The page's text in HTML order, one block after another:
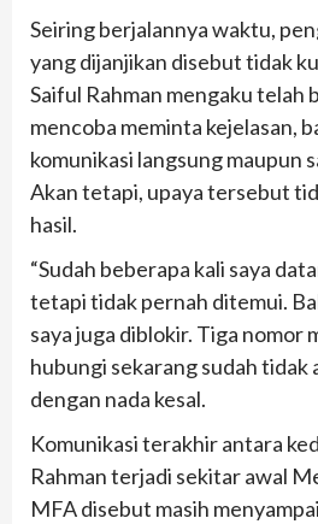
Seiring berjalannya waktu,
yang dijanjikan disebut tidak
Saiful Rahman mengaku telah
mencoba meminta kejelasan,
komunikasi langsung maupun
Akan tetapi, upaya tersebut
hasil.
“Sudah beberapa kali saya
tetapi tidak pernah ditemui.
saya juga diblokir. Tiga nomor
hubungi sekarang sudah tidak
dengan nada kesal.
Komunikasi terakhir antara
Rahman terjadi sekitar awal
MFA disebut masih